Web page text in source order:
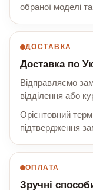
обраної моделі
ДОСТАВКА
Доставка по
Відправляємо
відділення або
Орієнтовний
підтвердження
ОПЛАТА
Зручні